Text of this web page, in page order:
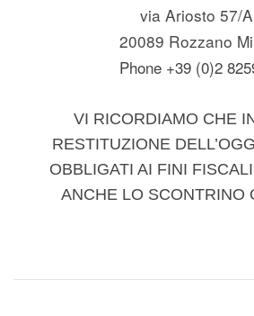
via Ariosto 57/A
20089 Rozzano
Phone +39 (0)2
VI RICORDIAMO CHE
RESTITUZIONE
OBBLIGATI AI FINI
ANCHE LO SCONTRINO